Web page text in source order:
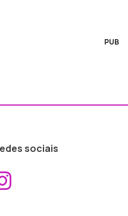
PUB
sociais
ao